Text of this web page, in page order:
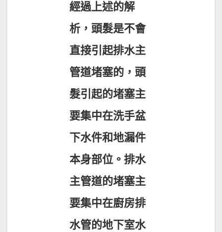
經過上述的解
析，頭髮是不會
直接引起排水主
管道堵塞的，頭
髮引起的堵塞主
要集中在洗手盆
下水件和地漏件
本身部位。排水
主管道的堵塞主
要集中在廚房排
水管的地下室水